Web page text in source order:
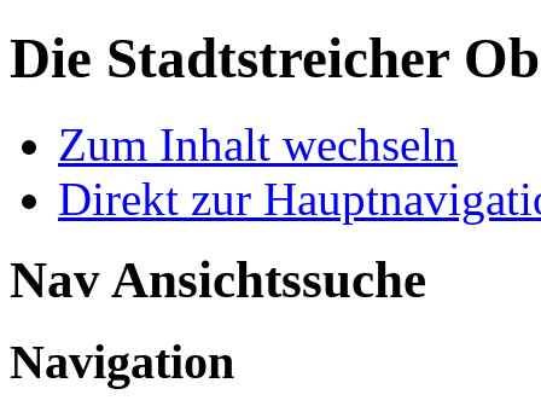
Die Stadtstreicher
Zum Inhalt wechseln
Direkt zur
Nav Ansichtssuche
Navigation